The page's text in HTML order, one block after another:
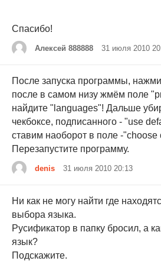
Спасибо!
Алексей 888888 31 июля 2010
После запуска программы,
после в самом низу жмём поле
найдите "languages"! Дальше
чекбоксе, подписанного - "use
ставим наоборот в поле -"choose
Перезапустите программу.
denis 31 июля 2010 20:13
Ни как не могу найти где
выбора языка.
Русификатор в папку бросил, а
язык?
Подскажите.